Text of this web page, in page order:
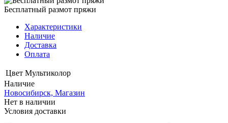
Бесплатный размот пряжи
Характеристики
Наличие
Доставка
Оплата
Цвет Мультиколор
Наличие
Новосибирск, Магазин
Нет в наличии
Условия доставки